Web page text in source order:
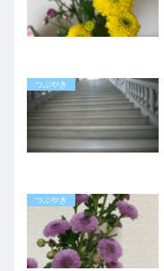
つぶやき
つぶやき